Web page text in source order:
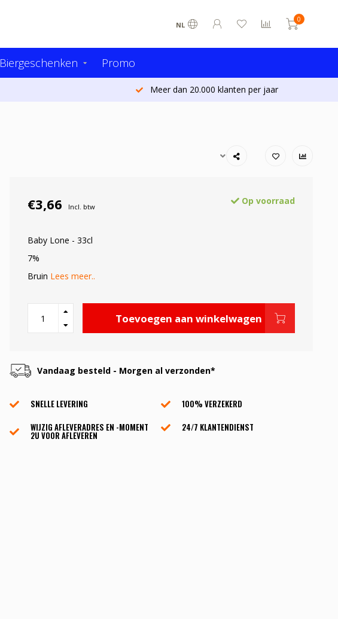
NL
0
Biergeschenken Promo
Meer dan 20.000 klanten per jaar
€3,66 Incl. btw
Op voorraad
Baby Lone - 33cl
7%
Bruin Lees meer..
Toevoegen aan winkelwagen
Vandaag besteld - Morgen al verzonden*
SNELLE LEVERING
100% VERZEKERD
WIJZIG AFLEVERADRES EN -MOMENT
2U VOOR AFLEVEREN
24/7 KLANTENDIENST